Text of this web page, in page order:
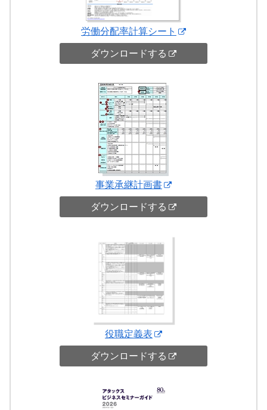
労働分配率計算シート
ダウンロードする
事業承継計画書
ダウンロードする
役職定義表
ダウンロードする